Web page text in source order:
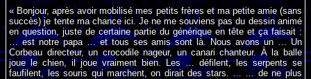
« Bonjour, après avoir mobilisé mes petits frères et ma petite amie (sans
succès) je tente ma chance ici. Je ne me souviens pas du dessin animé
en question, juste de certaine partie du générique en tête et ça faisait :
… est notre papa … et tous ses amis sont là. Nous avons un … Un
Corbeau directeur, un crocodile nageur, un canari chanteur. À la balle
joue le chien, il joue vraiment bien. Les … défilent, les serpents se
faufilent, les souris qui marchent, on dirait des stars. … … de ne plus